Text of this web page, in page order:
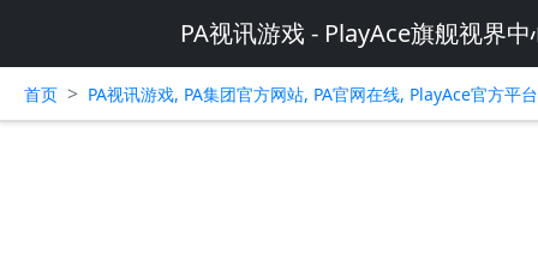
PA视讯游戏 - PlayAce旗舰视界中
首页 > PA视讯游戏, PA集团官方网站, PA官网在线, PlayAce官方平